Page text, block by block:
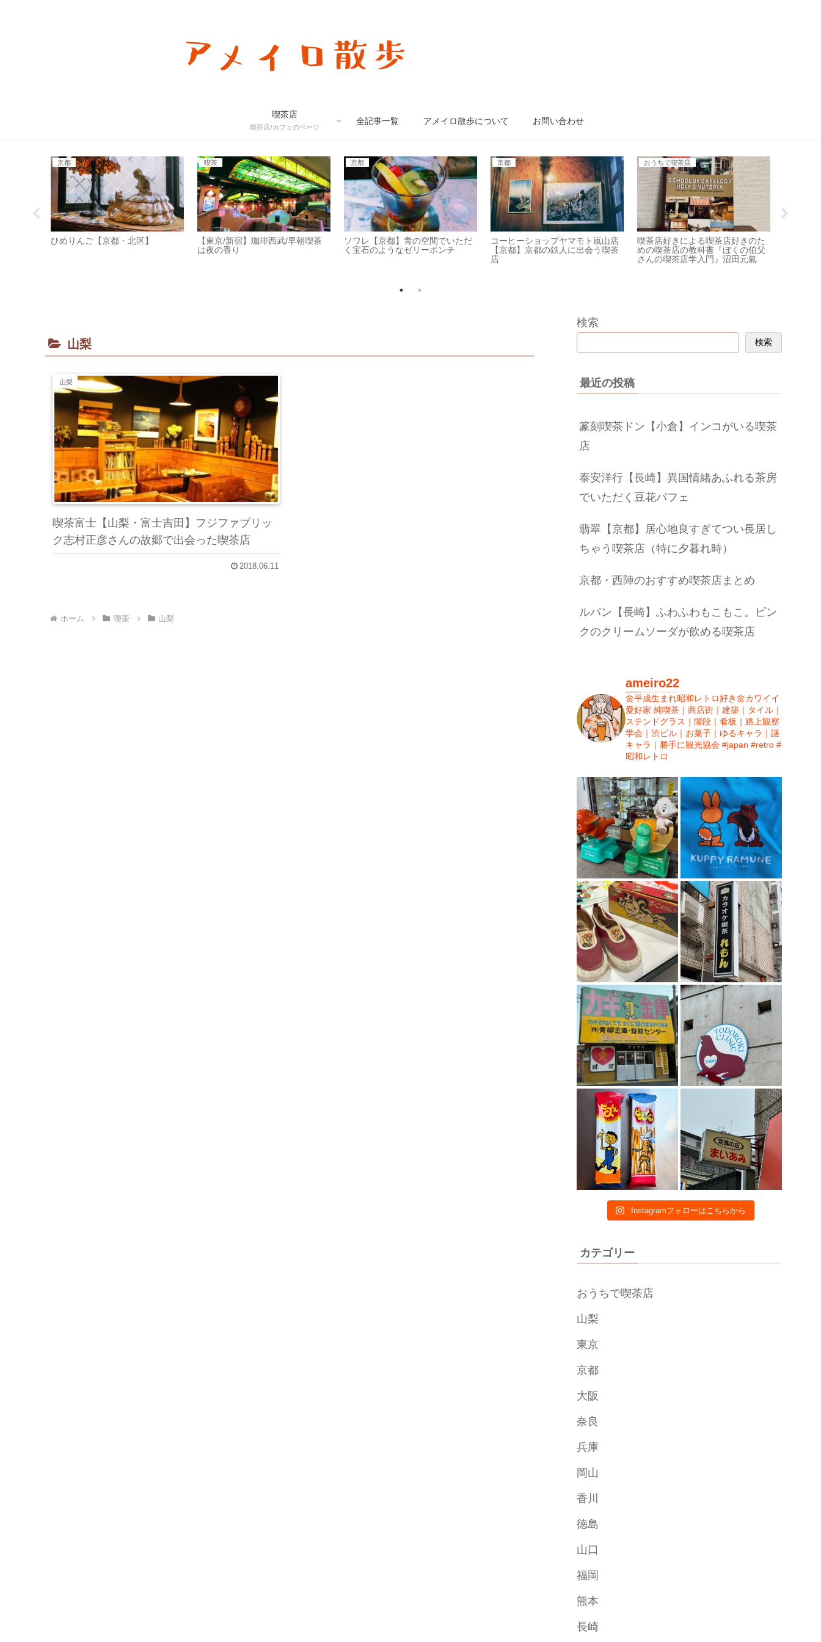
喫茶店
喫茶店/カフェのページ
全記事一覧 アメイロ散歩について お問い合わせ
京都
ひめりんご【京都・北区】
喫茶
【東京/新宿】珈琲西武/早朝喫茶
は夜の香り
京都
ソワレ【京都】青の空間でいただ
く宝石のようなゼリーポンチ
京都
コーヒーショップヤマモト嵐山店
【京都】京都の鉄人に出会う喫茶
店
おうちで喫茶店
喫茶店好きによる喫茶店好きのた
めの喫茶店の教科書『ぼくの伯父
さんの喫茶店学入門』沼田元氣
山梨
山梨
喫茶富士【山梨・富士吉田】フジファブリッ
ク志村正彦さんの故郷で出会った喫茶店
2018.06.11
ホーム 喫茶 山梨
検索
検索
最近の投稿
篆刻喫茶ドン【小倉】インコがいる喫茶
店
泰安洋行【長崎】異国情緒あふれる茶房
でいただく豆花パフェ
翡翠【京都】居心地良すぎてつい長居し
ちゃう喫茶店（特に夕暮れ時）
京都・西陣のおすすめ喫茶店まとめ
ルパン【長崎】ふわふわもこもこ。ピン
クのクリームソーダが飲める喫茶店
ameiro22
🌼平成生まれ昭和レトロ好き🌼カワイイ
愛好家 純喫茶｜商店街｜建築｜タイル｜
ステンドグラス｜階段｜看板｜路上観察
学会｜渋ビル｜お菓子｜ゆるキャラ｜謎
キャラ｜勝手に観光協会 #japan #retro #
昭和レトロ
Instagramフォローはこちらから
カテゴリー
おうちで喫茶店
山梨
東京
京都
大阪
奈良
兵庫
岡山
香川
徳島
山口
福岡
熊本
長崎